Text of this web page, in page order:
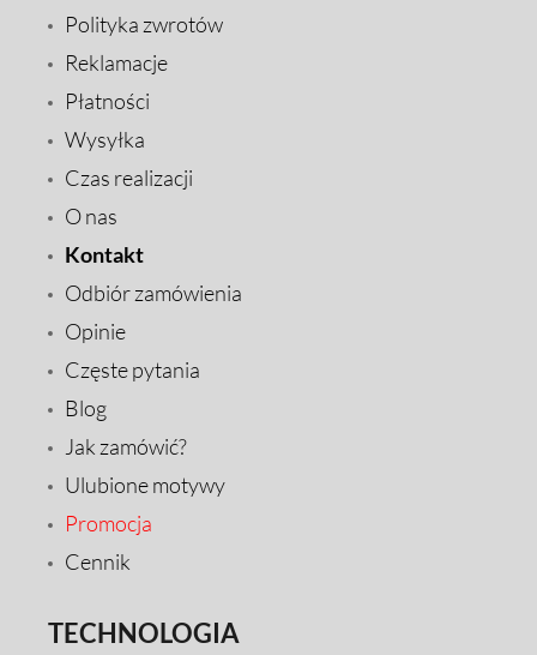
Polityka zwrotów
Reklamacje
Płatności
Wysyłka
Czas realizacji
O nas
Kontakt
Odbiór zamówienia
Opinie
Częste pytania
Blog
Jak zamówić?
Ulubione motywy
Promocja
Cennik
TECHNOLOGIA